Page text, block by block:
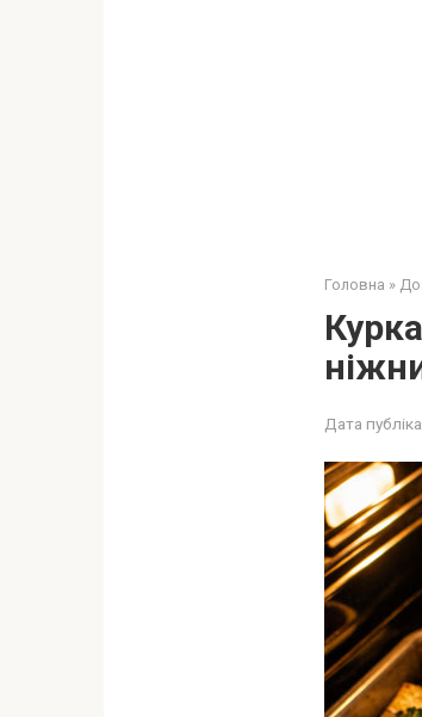
Головна »
Дата